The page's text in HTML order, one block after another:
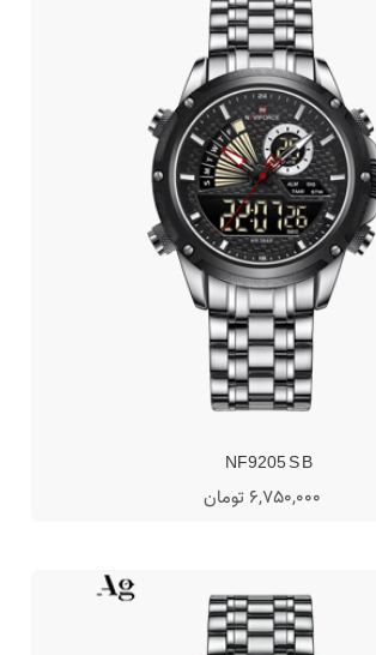
NF9205 S B
6,750,000 تومان